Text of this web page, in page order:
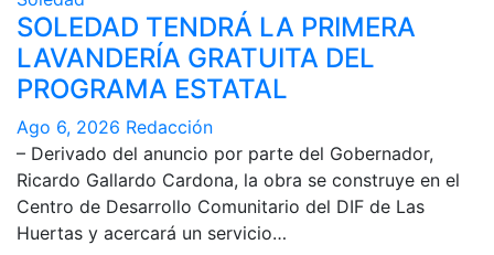
SOLEDAD TENDRÁ LA PRIMERA
LAVANDERÍA GRATUITA DEL
PROGRAMA ESTATAL
Ago 6, 2026 Redacción
– Derivado del anuncio por parte del Gobernador,
Ricardo Gallardo Cardona, la obra se construye en el
Centro de Desarrollo Comunitario del DIF de Las
Huertas y acercará un servicio…